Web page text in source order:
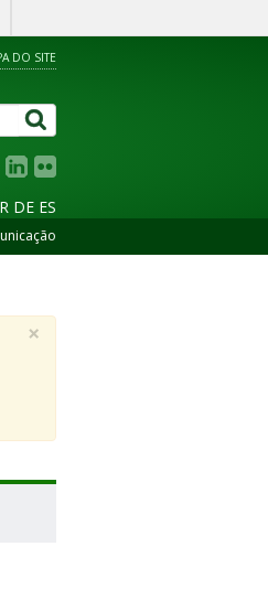
DO SITE
DE ES
×